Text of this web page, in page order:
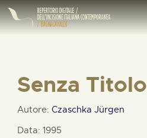
Senza Titolo
Autore: Czaschka Jürgen
Data: 1995